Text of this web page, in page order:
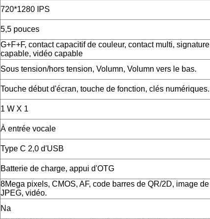
720*1280 IPS
5,5 pouces
G+F+F, contact capacitif de couleur, contact multi, signature
capable, vidéo capable
Sous tension/hors tension, Volumn, Volumn vers le bas.
Touche début d'écran, touche de fonction, clés numériques.
1 W X 1
À entrée vocale
Type C 2,0 d'USB
Batterie de charge, appui d'OTG
8Mega pixels, CMOS, AF, code barres de QR/2D, image de
JPEG, vidéo.
Na